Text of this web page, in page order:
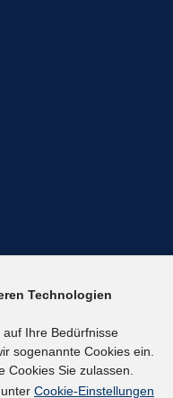
Technologien
Ihre Bedürfnisse
sogenannte Cookies ein.
Cookies Sie zulassen.
Cookie-Einstellungen